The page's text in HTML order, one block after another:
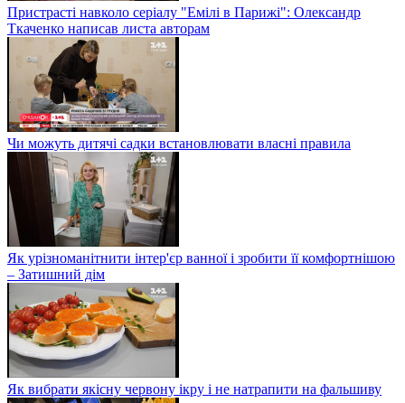
Пристрасті навколо серіалу "Емілі в Парижі": Олександр
Ткаченко написав листа авторам
Чи можуть дитячі садки встановлювати власні правила
Як урізноманітнити інтер'єр ванної і зробити її комфортнішою
– Затишний дім
Як вибрати якісну червону ікру і не натрапити на фальшиву